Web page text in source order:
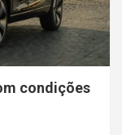
condições